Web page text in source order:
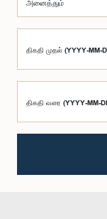
திகதி முதல் (YYYY-MM-
திகதி வரை (YYYY-MM-